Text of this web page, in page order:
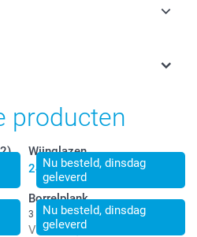
producten
Nu besteld, dinsdag
geleverd
Wijnglazen
24,99
Nu besteld, dinsdag
geleverd
Borrelplank
3 varianten
Vanaf 24,99